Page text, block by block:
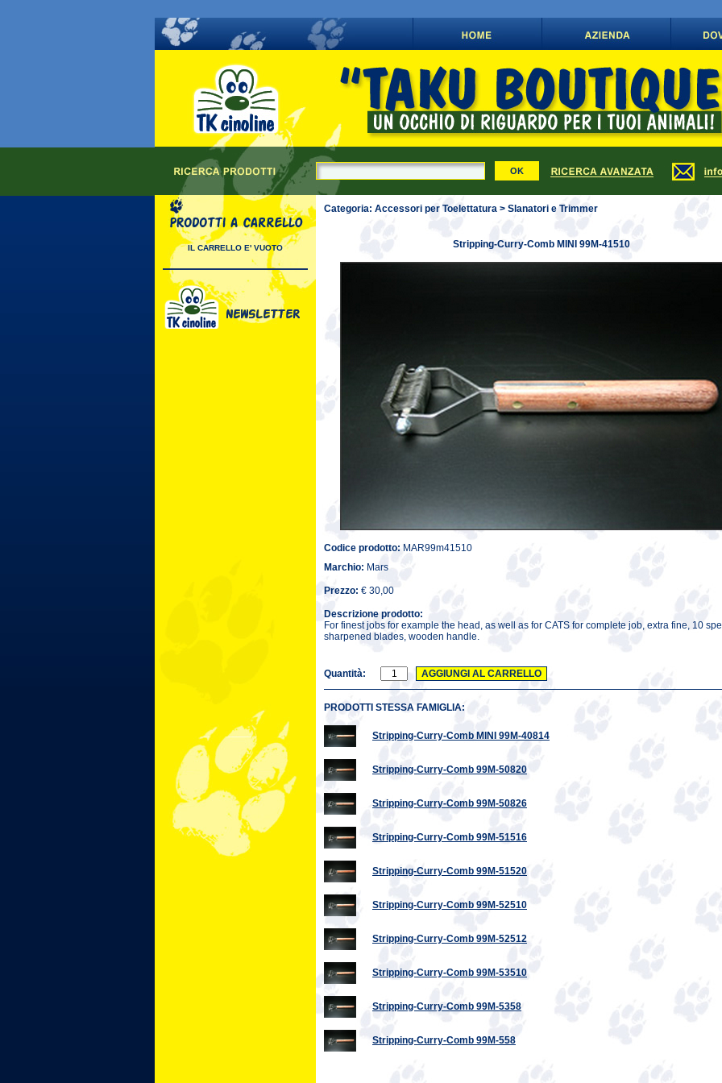
IL CARRELLO E' VUOTO
Categoria: Accessori per Toelettatura > Slanatori e Trimmer
Stripping-Curry-Comb MINI 99M-41510
Codice prodotto: MAR99m41510
Marchio: Mars
Prezzo: € 30,00
Descrizione prodotto:
For finest jobs for example the head, as well as for CATS for complete job, extra fine, 10
sharpened blades, wooden handle.
Quantità:
PRODOTTI STESSA FAMIGLIA:
Stripping-Curry-Comb MINI 99M-40814
Stripping-Curry-Comb 99M-50820
Stripping-Curry-Comb 99M-50826
Stripping-Curry-Comb 99M-51516
Stripping-Curry-Comb 99M-51520
Stripping-Curry-Comb 99M-52510
Stripping-Curry-Comb 99M-52512
Stripping-Curry-Comb 99M-53510
Stripping-Curry-Comb 99M-5358
Stripping-Curry-Comb 99M-558